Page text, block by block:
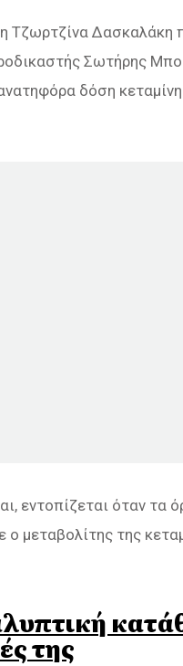
Τζωρτζίνα Δασκαλάκη
Σωτήρης
δόση
εντοπίζεται όταν τα
μεταβολίτης της
της